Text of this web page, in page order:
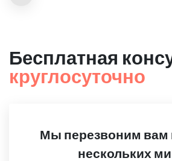
Бесплатная
круглосуточно
Мы перезвоним вам
нескольких